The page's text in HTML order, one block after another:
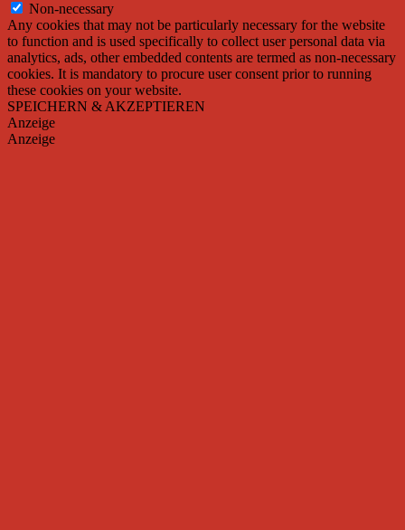
Non-necessary
Any cookies that may not be particularly necessary for the website
to function and is used specifically to collect user personal data via
analytics, ads, other embedded contents are termed as non-necessary
cookies. It is mandatory to procure user consent prior to running
these cookies on your website.
SPEICHERN & AKZEPTIEREN
Anzeige
Anzeige